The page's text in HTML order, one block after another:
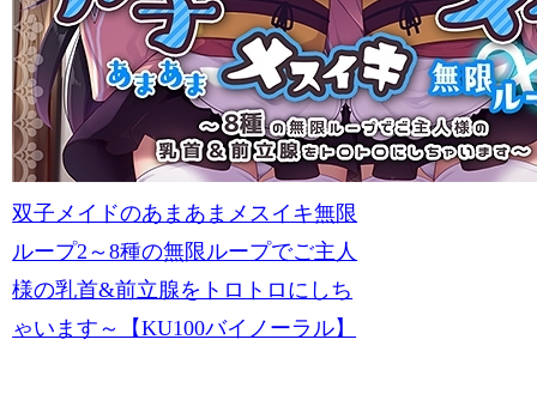
双子メイドのあまあまメスイキ無限
ループ2～8種の無限ループでご主人
様の乳首&前立腺をトロトロにしち
ゃいます～【KU100バイノーラル】